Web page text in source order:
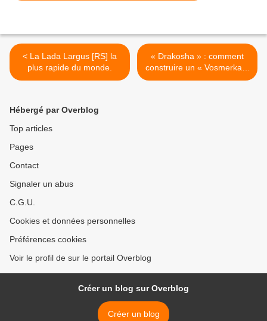
< La Lada Largus [RS] la
plus rapide du monde.
« Drakosha » : comment
construire un « Vosmerka »
de 850 ch ? >
Hébergé par Overblog
Top articles
Pages
Contact
Signaler un abus
C.G.U.
Cookies et données personnelles
Préférences cookies
Voir le profil de sur le portail Overblog
Créer un blog sur Overblog
Créer un blog